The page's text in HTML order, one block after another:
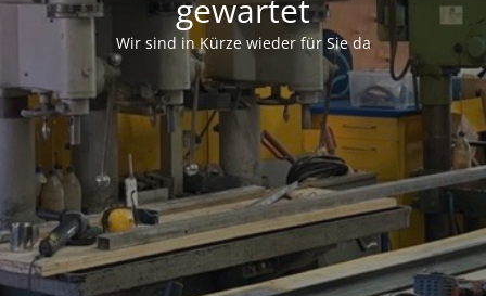
gewartet
Wir sind in Kürze wieder für Sie da